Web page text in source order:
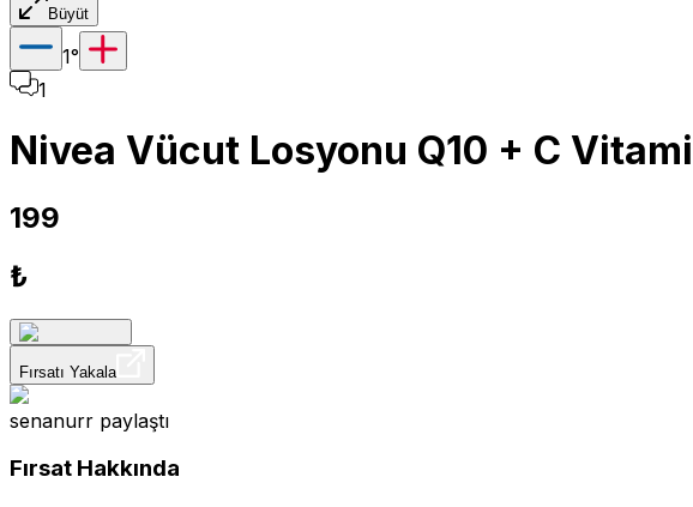
Büyüt
1°
1
Nivea Vücut Losyonu Q10 + C
199
₺
Fırsatı Yakala
senanurr paylaştı
Fırsat Hakkında